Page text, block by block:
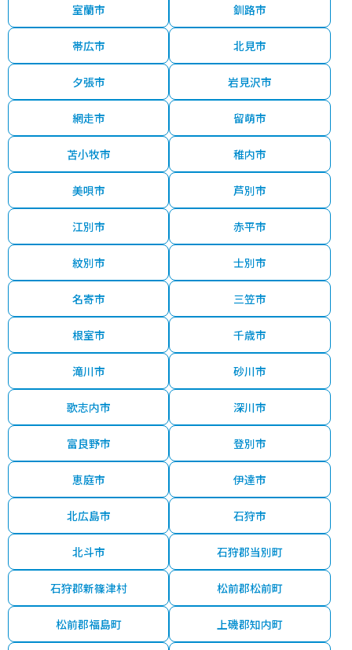
室蘭市 釧路市
帯広市 北見市
夕張市 岩見沢市
網走市 留萌市
苫小牧市 稚内市
美唄市 芦別市
江別市 赤平市
紋別市 士別市
名寄市 三笠市
根室市 千歳市
滝川市 砂川市
歌志内市 深川市
富良野市 登別市
恵庭市 伊達市
北広島市 石狩市
北斗市 石狩郡当別町
石狩郡新篠津村 松前郡松前町
松前郡福島町 上磯郡知内町